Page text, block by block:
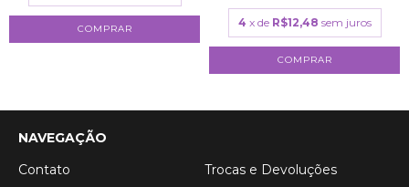
COMPRAR 4 x de R$12,48 sem juros
COMPRAR
NAVEGAÇÃO
Contato
Trocas e Devoluções